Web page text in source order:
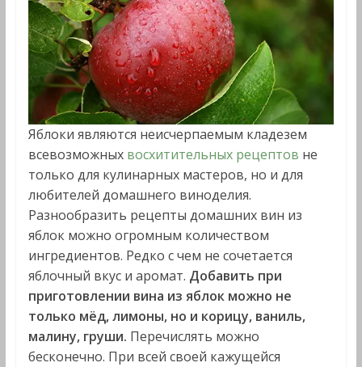
Яблоки являются неисчерпаемым кладезем
всевозможных восхитительных рецептов не
только для кулинарных мастеров, но и для
любителей домашнего виноделия.
Разнообразить рецепты домашних вин из
яблок можно огромным количеством
ингредиентов. Редко с чем не сочетается
яблочный вкус и аромат. Добавить при
приготовлении вина из яблок можно не
только мёд, лимоны, но и корицу, ваниль,
малину, груши. Перечислять можно
бесконечно. При всей своей кажущейся